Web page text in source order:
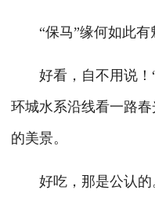
“保马”缘何如此有魅
好看，自不用说！“
环城水系沿线看一路
的美景。
好吃，那是公认的